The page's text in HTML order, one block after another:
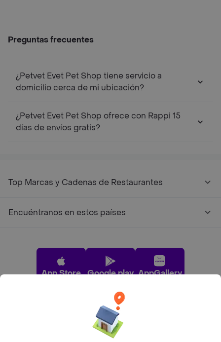
Preguntas frecuentes
¿Petvet Evet Pet Shop tiene servicio a
domicilio cerca de mi ubicación?
¿Petvet Evet Pet Shop ofrece con Rappi 15
días de envíos gratis?
Top Marcas y Cadenas de Restaurantes
Encuéntranos en estos países
App Store Google play AppGallery
Pide tu comida favorita cerca de ti